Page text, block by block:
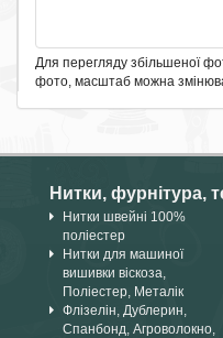
Для перегляду збільшеної
фото, масштаб можна
Нитки, фурнітура,
Нитки швейні 100%
поліестер
Нитки для машиної
вишивки віскоза,
Поліестер, Металік
Флізелін, Дублерин,
Спанбонд, Агроволокно,